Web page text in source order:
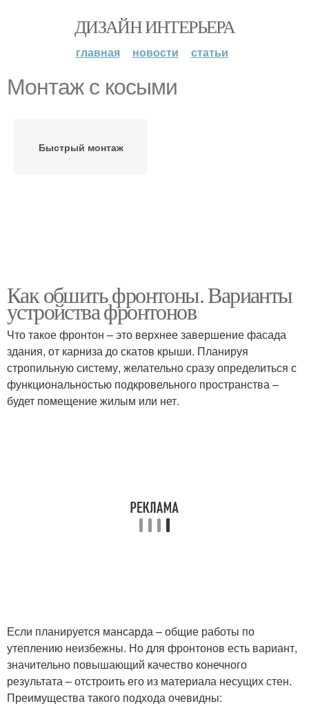
ДИЗАЙН ИНТЕРЬЕРА
главная новости статьи
Монтаж с косыми
Быстрый монтаж
Как обшить фронтоны. Варианты
устройства фронтонов
Что такое фронтон – это верхнее завершение фасада
здания, от карниза до скатов крыши. Планируя
стропильную систему, желательно сразу определиться с
функциональностью подкровельного пространства –
будет помещение жилым или нет.
Если планируется мансарда – общие работы по
утеплению неизбежны. Но для фронтонов есть вариант,
значительно повышающий качество конечного
результата – отстроить его из материала несущих стен.
Преимущества такого подхода очевидны: